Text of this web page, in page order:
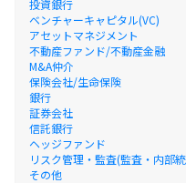
投資銀行
ベンチャーキャピタル(VC)
アセットマネジメント
不動産ファンド/不動産金融
M&A仲介
保険会社/生命保険
銀行
証券会社
信託銀行
ヘッジファンド
リスク管理・監査(監査・内部
その他